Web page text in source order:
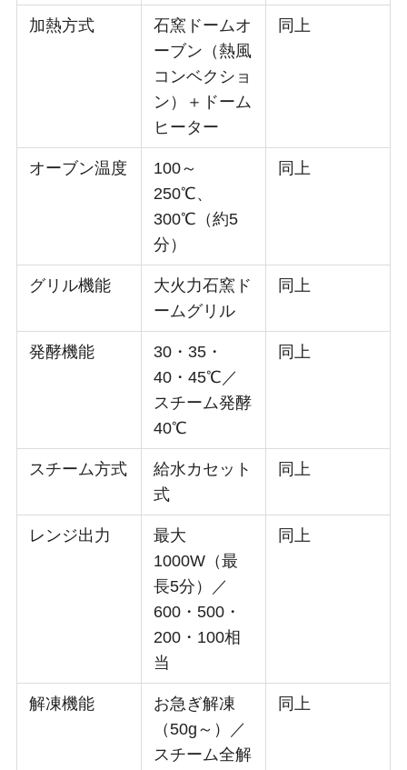
加熱方式
石窯ドームオ
ーブン（熱風
コンベクショ
ン）＋ドーム
ヒーター
同上
オーブン温度
100～
250℃、
300℃（約5
分）
同上
グリル機能
大火力石窯ド
ームグリル
同上
発酵機能
30・35・
40・45℃／
スチーム発酵
40℃
同上
スチーム方式
給水カセット
式
同上
レンジ出力
最大
1000W（最
長5分）／
600・500・
200・100相
当
同上
解凍機能
お急ぎ解凍
（50g～）／
スチーム全解
同上